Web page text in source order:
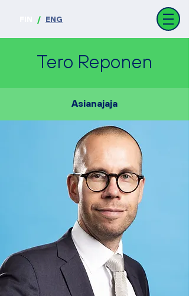
/ ENG
Tero Reponen
Asianajaja